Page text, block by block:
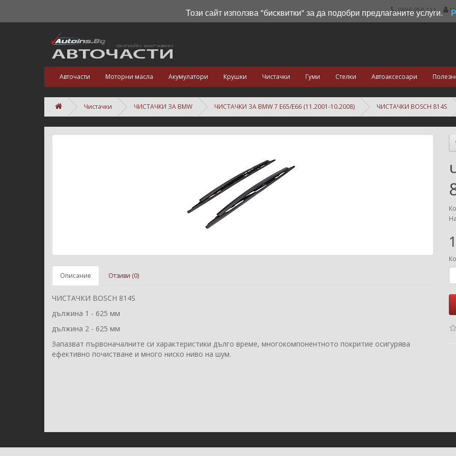
0886 958 111
Авточасти Моторни масла Акумулатори Крушки Чистачки Гуми Стелки Автоаксесоари
Чистачки ЧИСТАЧКИ ЗА BMW ЧИСТАЧКИ ЗА BMW 7 E65/E66 (11.2001-10.2008) ЧИСТАЧКИ BOSCH 814S
Описание Отзиви (0)
ЧИСТАЧКИ BOSCH 814S
дължина 1 - 625 мм
дължина 2 - 625 мм
Запазват първоначалните си характеристики дълго време, многокомпонентното покритие осигурява
ефективно почистване и много ниско ниво на шум.
Този сайт използва "бисквитки" за да подобри предлаганите услуги.